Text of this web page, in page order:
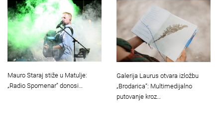
Mauro Staraj stiže u Matulje:
„Radio Spomenar” donosi…
Galerija Laurus otvara izložbu
„Brodarica“: Multimedijalno
putovanje kroz…